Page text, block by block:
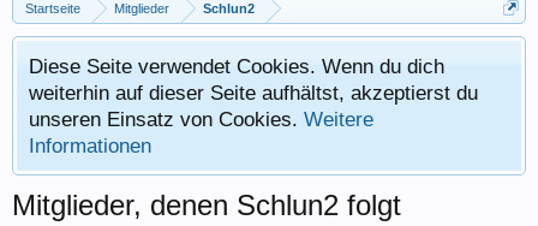
Startseite Mitglieder Schlun2
Diese Seite verwendet Cookies. Wenn du dich
weiterhin auf dieser Seite aufhältst, akzeptierst du
unseren Einsatz von Cookies. Weitere
Informationen
Mitglieder, denen Schlun2 folgt